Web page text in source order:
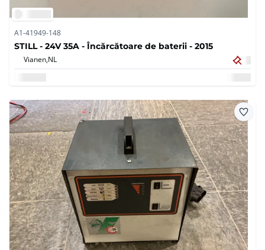
A1-41949-148
STILL - 24V 35A - Încărcătoare de baterii - 2015
Vianen,NL